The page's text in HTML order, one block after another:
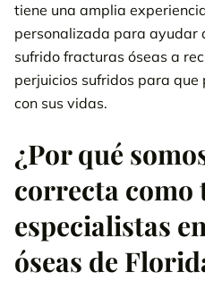
PÓNGASE EN
EQUIPO
tiene una amplia
personalizada para ayudar
sufrido fracturas óseas a
perjuicios sufridos para
con sus vidas.
¿Por qué
correcta como
especialistas
óseas de